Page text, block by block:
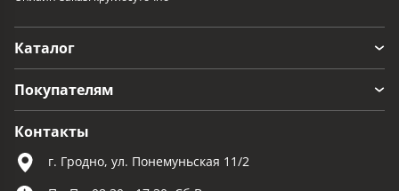
Каталог
Покупателям
Контакты
г. Гродно, ул. Понемуньская 11/2